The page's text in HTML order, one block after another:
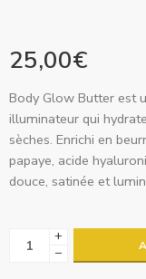
25,00€
Body Glow Butter est
illuminateur qui
sèches. Enrichi en
papaye, acide
douce, satinée et
+
−